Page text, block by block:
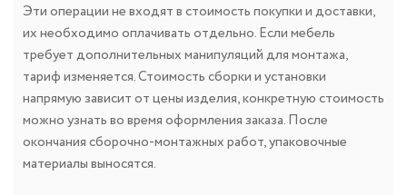
Эти операции не входят в стоимость покупки и доставки,
их необходимо оплачивать отдельно. Если мебель
требует дополнительных манипуляций для монтажа,
тариф изменяется. Стоимость сборки и установки
напрямую зависит от цены изделия, конкретную стоимость
можно узнать во время оформления заказа. После
окончания сборочно-монтажных работ, упаковочные
материалы выносятся.